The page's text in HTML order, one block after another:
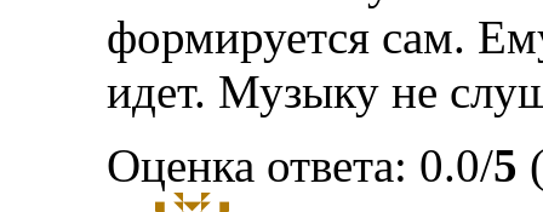
формируется сам.
идет. Музыку не
Оценка ответа: 0.0/5